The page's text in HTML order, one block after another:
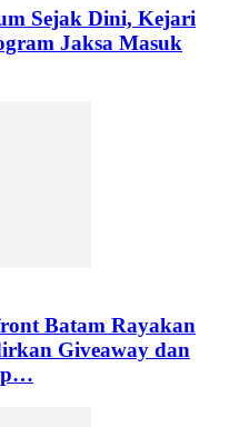
Sejak Dini, Kejari
Jaksa Masuk
Batam Rayakan
Giveaway dan